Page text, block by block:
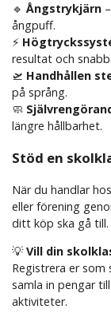
🔹 Ångstrykjärn
ångpuff.
⚡
resultat och
🛫 Handhållen
på språng.
🧼
längre hållbarhet.
Stöd en
När du handlar
eller förening
ditt köp ska gå till.
💡Vill din
Registrera er som
samla in pengar
aktiviteter.